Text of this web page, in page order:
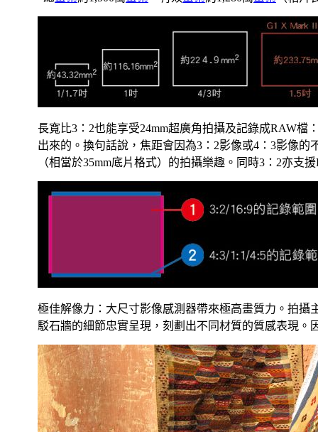
長寬比3：2也能享受24mm超廣角拍攝及記錄成RAW
出來的。換句話說，焦距會因為3：2影像或4：3影像的
（相當於35mm底片格式）的拍攝樂趣。同時3：2亦支
極佳解像力：大尺寸影像感測器帶來極高畫質力。拍
駁石牆的細節忠實呈現，刻劃出不同材質的質感表現